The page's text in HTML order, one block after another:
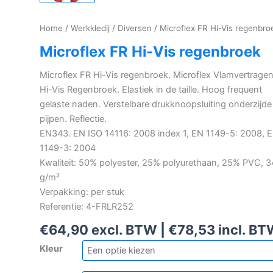
Home / Werkkledij / Diversen / Microflex FR Hi-Vis
Microflex FR Hi-Vis regenbroek
Microflex FR Hi-Vis regenbroek. Microflex
Hi-Vis Regenbroek. Elastiek in de taille. Hoog frequent
gelaste naden. Verstelbare drukknoopsluiting onderzijde
pijpen. Reflectie.
EN343. EN ISO 14116: 2008 index 1, EN 1149-5: 2008,
1149-3: 2004
Kwaliteit: 50% polyester, 25% polyurethaan, 25% PVC,
g/m²
Verpakking: per stuk
Referentie: 4-FRLR252
€64,90 excl. BTW | €78,53 incl.
Kleur